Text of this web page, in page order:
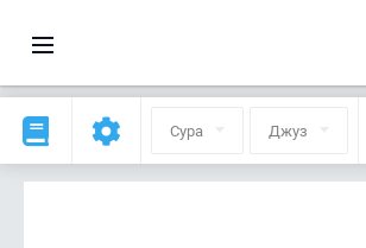
Сура Джуз